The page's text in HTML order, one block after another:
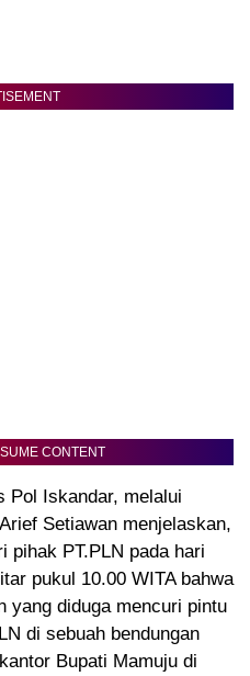
CONTENT
Pol Iskandar, melalui
Setiawan menjelaskan,
pihak PT.PLN pada hari
pukul 10.00 WITA bahwa
yang diduga mencuri pintu
di sebuah bendungan
Bupati Mamuju di